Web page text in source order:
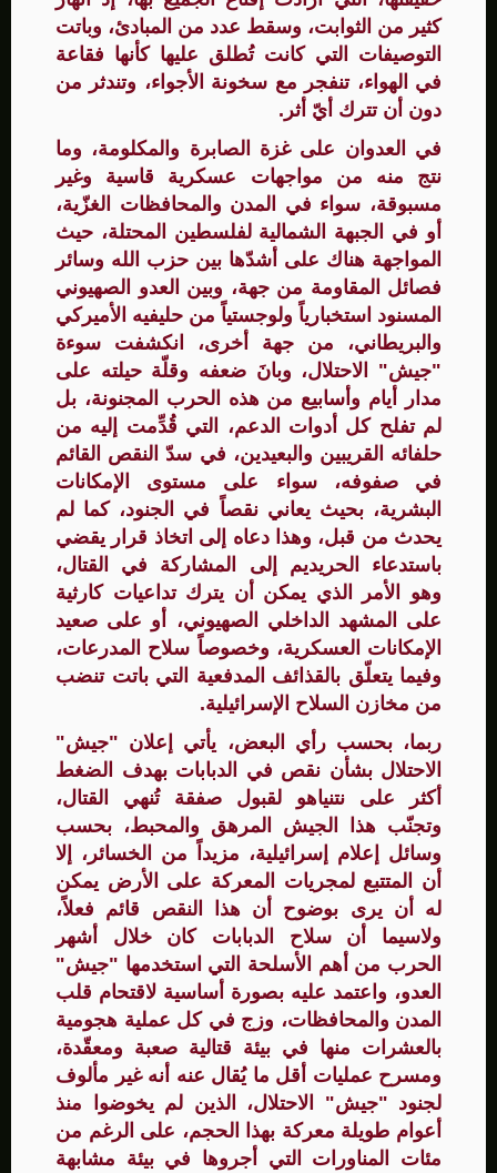
كثير من الثوابت، وسقط عدد من المبادئ، وباتت
التوصيفات التي كانت تُطلق عليها كأنها فقاعة
في الهواء، تنفجر مع سخونة الأجواء، وتندثر من
دون أن تترك أيّ أثر.
في العدوان على غزة الصابرة والمكلومة، وما
نتج منه من مواجهات عسكرية قاسية وغير
مسبوقة، سواء في المدن والمحافظات الغزّية،
أو في الجبهة الشمالية لفلسطين المحتلة، حيث
المواجهة هناك على أشدّها بين حزب الله وسائر
فصائل المقاومة من جهة، وبين العدو الصهيوني
المسنود استخبارياً ولوجستياً من حليفيه الأميركي
والبريطاني، من جهة أخرى، انكشفت سوءة
"جيش" الاحتلال، وبانَ ضعفه وقلّة حيلته على
مدار أيام وأسابيع من هذه الحرب المجنونة، بل
لم تفلح كل أدوات الدعم، التي قُدِّمت إليه من
حلفائه القريبين والبعيدين، في سدّ النقص القائم
في صفوفه، سواء على مستوى الإمكانات
البشرية، بحيث يعاني نقصاً في الجنود، كما لم
يحدث من قبل، وهذا دعاه إلى اتخاذ قرار يقضي
باستدعاء الحريديم إلى المشاركة في القتال،
وهو الأمر الذي يمكن أن يترك تداعيات كارثية
على المشهد الداخلي الصهيوني، أو على صعيد
الإمكانات العسكرية، وخصوصاً سلاح المدرعات،
وفيما يتعلّق بالقذائف المدفعية التي باتت تنضب
من مخازن السلاح الإسرائيلية.
ربما، بحسب رأي البعض، يأتي إعلان "جيش"
الاحتلال بشأن نقص في الدبابات بهدف الضغط
أكثر على نتنياهو لقبول صفقة تُنهي القتال،
وتجنّب هذا الجيش المرهق والمحبط، بحسب
وسائل إعلام إسرائيلية، مزيداً من الخسائر، إلا
أن المتتبع لمجريات المعركة على الأرض يمكن
له أن يرى بوضوح أن هذا النقص قائم فعلاً،
ولاسيما أن سلاح الدبابات كان خلال أشهر
الحرب من أهم الأسلحة التي استخدمها "جيش"
العدو، واعتمد عليه بصورة أساسية لاقتحام قلب
المدن والمحافظات، وزج في كل عملية هجومية
بالعشرات منها في بيئة قتالية صعبة ومعقّدة،
ومسرح عمليات أقل ما يُقال عنه أنه غير مألوف
لجنود "جيش" الاحتلال، الذين لم يخوضوا منذ
أعوام طويلة معركة بهذا الحجم، على الرغم من
مئات المناورات التي أجروها في بيئة مشابهة